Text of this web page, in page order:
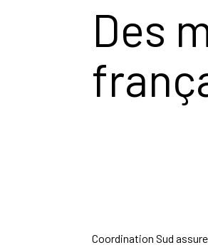
Des
Coordination Sud